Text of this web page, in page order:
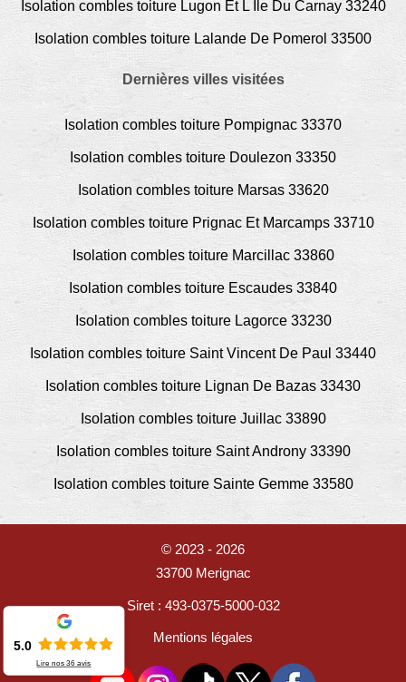
Isolation combles toiture Lugon Et L Ile Du Carnay 33240
Isolation combles toiture Lalande De Pomerol 33500
Dernières villes visitées
Isolation combles toiture Pompignac 33370
Isolation combles toiture Doulezon 33350
Isolation combles toiture Marsas 33620
Isolation combles toiture Prignac Et Marcamps 33710
Isolation combles toiture Marcillac 33860
Isolation combles toiture Escaudes 33840
Isolation combles toiture Lagorce 33230
Isolation combles toiture Saint Vincent De Paul 33440
Isolation combles toiture Lignan De Bazas 33430
Isolation combles toiture Juillac 33890
Isolation combles toiture Saint Androny 33390
Isolation combles toiture Sainte Gemme 33580
© 2023 - 2026
33700 Merignac
Siret : 493-0375-5000-032
Mentions légales
5.0
Lire nos36 avis